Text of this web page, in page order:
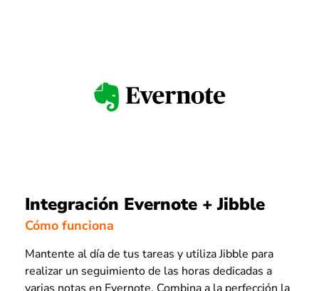
Integración Evernote + Jibble
Cómo funciona
Mantente al día de tus tareas y utiliza Jibble para
realizar un seguimiento de las horas dedicadas a